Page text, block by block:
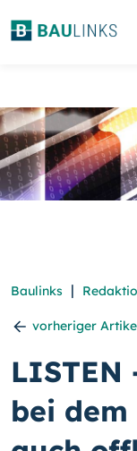
Baulinks |
vorheriger
LISTEN
bei